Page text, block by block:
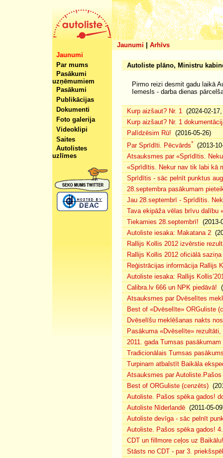
Jaunumi
Arhīvs
Jaunumi
Par mums
Pasākumi
uzņēmumiem
Pasākumi
Publikācijas
Dokumenti
Foto galerija
Videoklipi
Saites
Autolistes
uzlīmes
Autoliste plāno, Ministru
Pirmo reizi desmit gadu laikā
Iemesls - darba dienas
Kurp aizšaut? Nr. 1 (2024-02-
Kurp aizšaut? Nr. 1
Palīdzēsim Rū! (2016-05-26)
Par Sprīdīti. Pēcvārds*
(2013-
Atsauksmes par «Sprīdītis.
«Sprīdītis. Nekur nav tik labi kā
Sprīdītis - sāc pelnīt punktus
28.septembra pasākumam
Jau 28.septembrī - Sprīdītis.
Tava ekipāža vēlas brīvu dalību
Tiekamies 28.septembrī! (2013-
Autoliste iesaka: Makatana 2
Rallijs Kollis 2012 izvērstie
Rallijs Kollis 2012 oficiālā saziņa
Reģistrācijas informācija Rallijs
Autoliste iesaka: Rallijs
Calibra.lv 666 un NPK piedāvā!
Atsauksmes par Dvēselītes
Best of «Dvēselīte» ORGuliste
Dvēselīšu meklēšanas nakts
Pasākuma «Dvēselīte»
2011. gada Tumsas
Tradicionālais Tumsas
Turpinam atbalstīt Baikāla
Atsauksmes par
Best of ORGuliste (cenzēts)
Autoliste. Pašos spēka gados!
Autoliste Nīderlandē (2011-05-
Autoliste devīga - sāc pelnīt
Autoliste. Pašos spēka gados!
CDT un fillmore ceļos uz Baikālu!
Stāsts no CDT - par 3.